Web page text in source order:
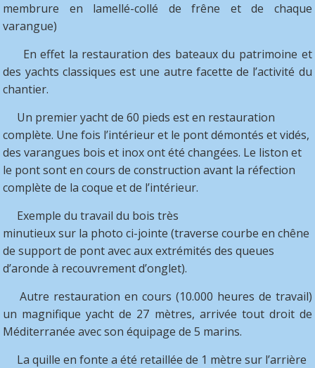
membrure en lamellé-collé de frêne et de chaque
varangue)
En effet la restauration des bateaux du patrimoine et
des yachts classiques est une autre facette de l’activité du
chantier.
Un premier yacht de 60 pieds est en restauration
complète. Une fois l’intérieur et le pont démontés et vidés,
des varangues bois et inox ont été changées. Le liston et
le pont sont en cours de construction avant la réfection
complète de la coque et de l’intérieur.
Exemple du travail du bois très
minutieux sur la photo ci-jointe (traverse courbe en chêne
de support de pont avec aux extrémités des queues
d’aronde à recouvrement d’onglet).
Autre restauration en cours (10.000 heures de travail)
un magnifique yacht de 27 mètres, arrivée tout droit de
Méditerranée avec son équipage de 5 marins.
La quille en fonte a été retaillée de 1 mètre sur l’arrière